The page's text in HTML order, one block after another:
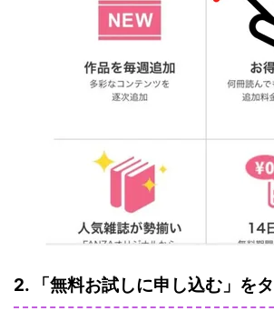
2. 「無料お試しに申し込む」を